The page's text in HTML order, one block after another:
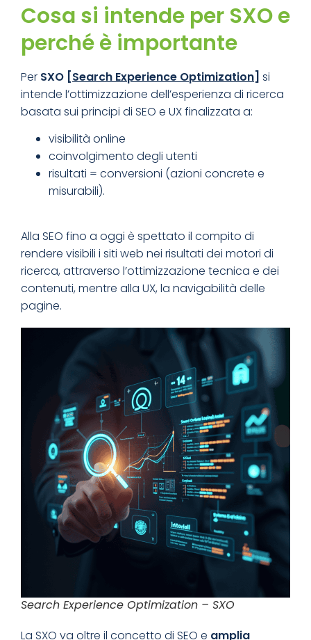
Cosa si intende per SXO e
perché è importante
Per SXO [Search Experience Optimization] si
intende l’ottimizzazione dell’esperienza di ricerca
basata sui principi di SEO e UX finalizzata a:
visibilità online
coinvolgimento degli utenti
risultati = conversioni (azioni concrete e
misurabili).
Alla SEO fino a oggi è spettato il compito di
rendere visibili i siti web nei risultati dei motori di
ricerca, attraverso l’ottimizzazione tecnica e dei
contenuti, mentre alla UX, la navigabilità delle
pagine.
Search Experience Optimization – SXO
La SXO va oltre il concetto di SEO e amplia